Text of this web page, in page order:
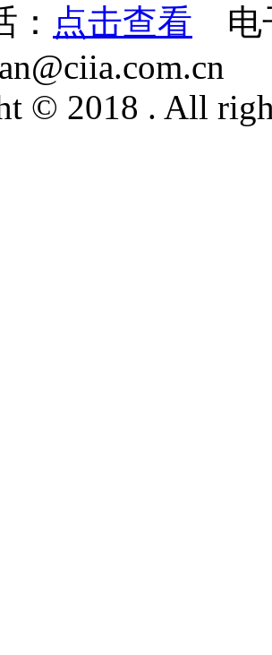
点击查看 电
© 2018 . All